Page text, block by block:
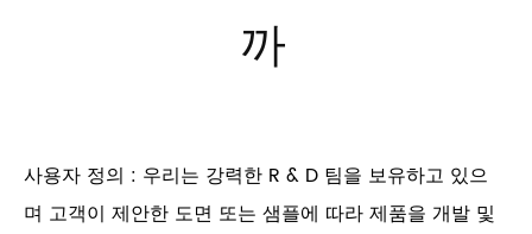
까
사용자 정의 : 우리는 강력한 R & D 팀을 보유하고 있으
며 고객이 제안한 도면 또는 샘플에 따라 제품을 개발 및